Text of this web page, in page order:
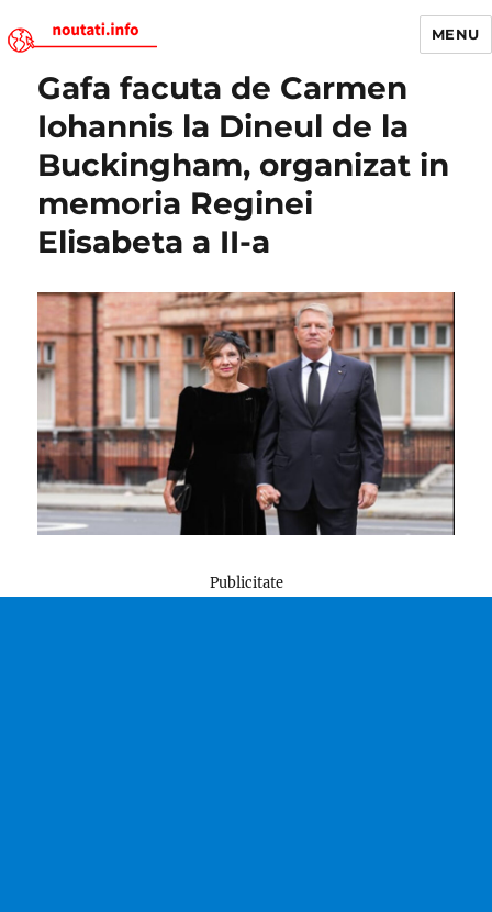
Noutati.Info
MENU
Gafa facuta de Carmen
Iohannis la Dineul de la
Buckingham, organizat in
memoria Reginei
Elisabeta a II-a
Publicitate